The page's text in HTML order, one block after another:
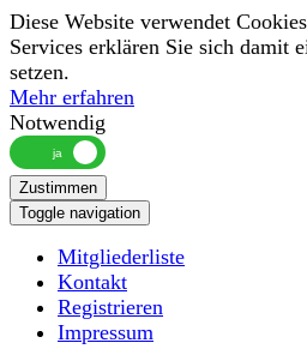
Diese Website verwendet
Services erklären Sie sich damit
setzen.
Mehr erfahren
Notwendig
Zustimmen
Toggle navigation
Mitgliederliste
Kontakt
Registrieren
Impressum